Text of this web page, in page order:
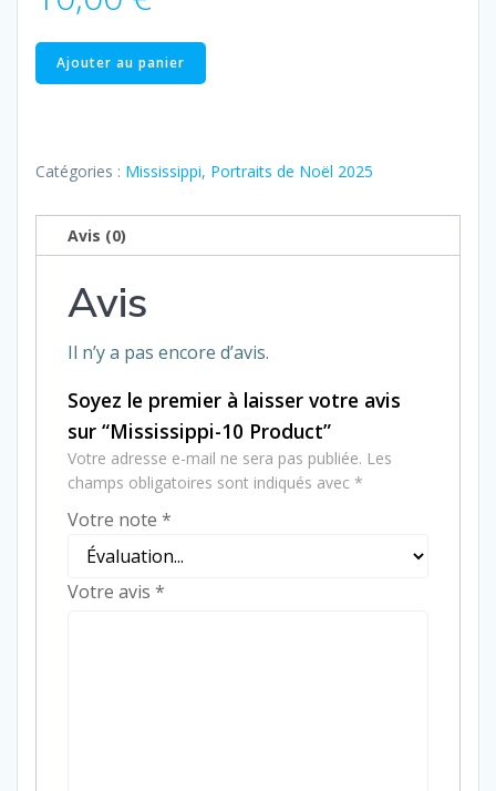
quantité
de
Product
Ajouter au panier
Catégories : Mississippi, Portraits de Noël 2025
Avis (0)
Avis
Il n’y a pas encore d’avis.
Soyez le premier à laisser votre avis
sur “Mississippi-10 Product”
Votre adresse e-mail ne sera pas publiée. Les
champs obligatoires sont indiqués avec *
Votre note *
Votre avis *